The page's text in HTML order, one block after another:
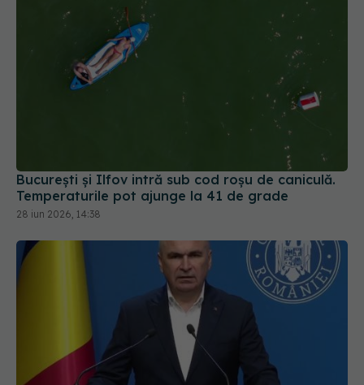
București și Ilfov intră sub cod roșu de caniculă.
Temperaturile pot ajunge la 41 de grade
28 iun 2026, 14:38